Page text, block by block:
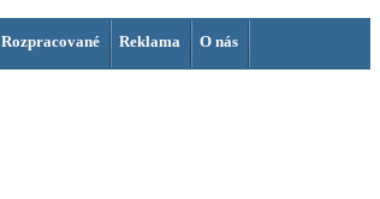
Rozpracované Reklama O nás